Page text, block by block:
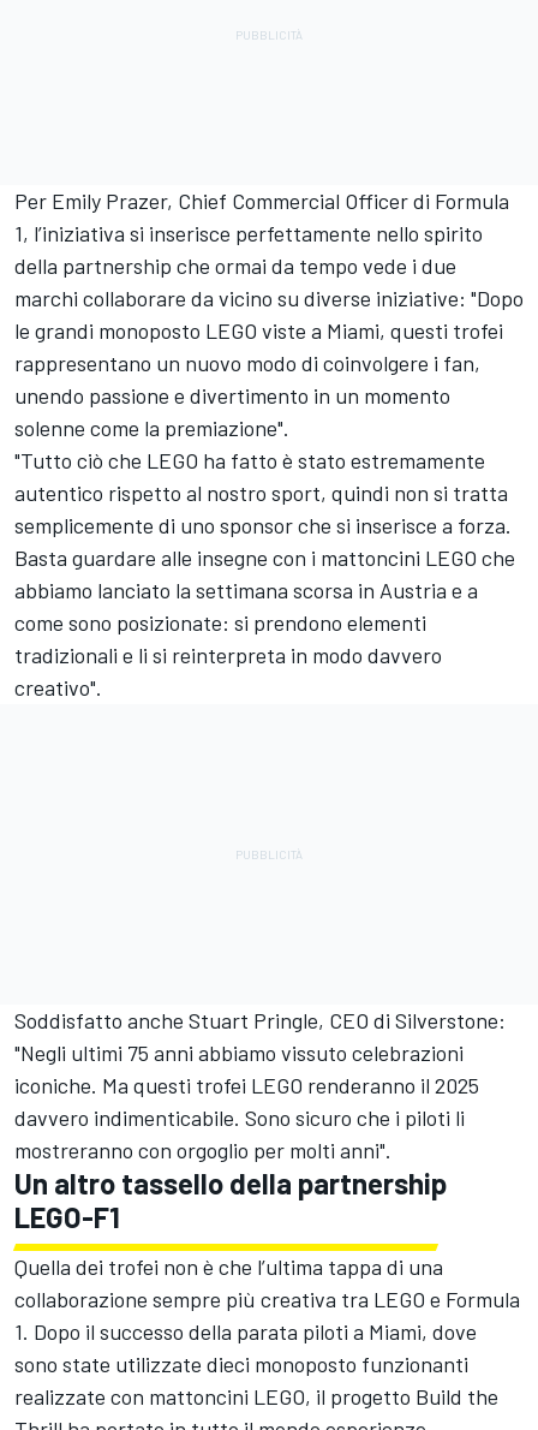
Per Emily Prazer, Chief Commercial Officer di Formula
1, l’iniziativa si inserisce perfettamente nello spirito
della partnership che ormai da tempo vede i due
marchi collaborare da vicino su diverse iniziative: "Dopo
le grandi monoposto LEGO viste a Miami, questi trofei
rappresentano un nuovo modo di coinvolgere i fan,
unendo passione e divertimento in un momento
solenne come la premiazione".
"Tutto ciò che LEGO ha fatto è stato estremamente
autentico rispetto al nostro sport, quindi non si tratta
semplicemente di uno sponsor che si inserisce a forza.
Basta guardare alle insegne con i mattoncini LEGO che
abbiamo lanciato la settimana scorsa in Austria e a
come sono posizionate: si prendono elementi
tradizionali e li si reinterpreta in modo davvero
creativo".
Soddisfatto anche Stuart Pringle, CEO di Silverstone:
"Negli ultimi 75 anni abbiamo vissuto celebrazioni
iconiche. Ma questi trofei LEGO renderanno il 2025
davvero indimenticabile. Sono sicuro che i piloti li
mostreranno con orgoglio per molti anni".
Un altro tassello della partnership
LEGO-F1
Quella dei trofei non è che l’ultima tappa di una
collaborazione sempre più creativa tra LEGO e Formula
1. Dopo il successo della parata piloti a Miami, dove
sono state utilizzate dieci monoposto funzionanti
realizzate con mattoncini LEGO, il progetto Build the